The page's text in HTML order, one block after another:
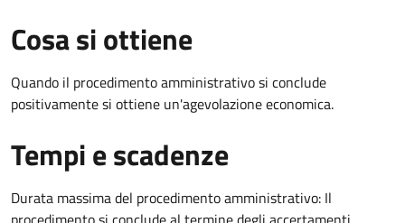
Cosa si ottiene
Quando il procedimento amministrativo si conclude
positivamente si ottiene un'agevolazione economica.
Tempi e scadenze
Durata massima del procedimento amministrativo: Il